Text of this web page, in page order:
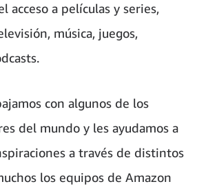
acceso a películas y series,
música, juegos,
con algunos de los
del mundo y les ayudamos a
a través de distintos
los equipos de Amazon